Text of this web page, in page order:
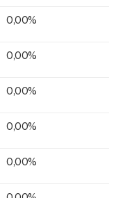
0,00%
0,00%
0,00%
0,00%
0,00%